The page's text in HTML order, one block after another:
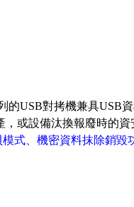
的USB對拷機兼具USB
，或設備汰換報廢時的資
式、機密資料抹除銷毀